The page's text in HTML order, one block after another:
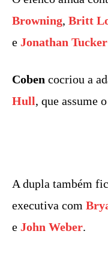
Browning, Britt
e Jonathan Tucker
Coben cocriou a
Hull, que assume
A dupla também
executiva com
e John Weber.